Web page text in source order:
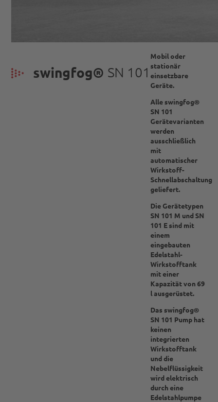
swingfog® SN 101
Mobil oder
stationär
einsetzbare
Geräte.
Alle swingfog®
SN 101
Gerätevarianten
werden
ausschließlich
mit
automatischer
Wirkstoff-
Schnellabschaltung
geliefert.
Die Gerätetypen
SN 101 M und SN
101 E sind mit
einem
eingebauten
Edelstahl-
Wirkstofftank
mit einer
Kapazität von 69
l ausgerüstet.
Das swingfog®
SN 101 Pump hat
keinen
integrierten
Wirkstofftank
und die
Nebelflüssigkeit
wird elektrisch
durch eine
Edelstahlpumpe